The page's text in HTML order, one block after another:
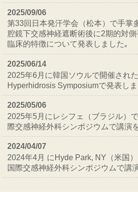
2025/09/06
第33回日本発汗学会（松本）で手掌
腔鏡下交感神経遮断術後に2期的対
臨床的特徴について発表しました｡
2025/06/14
2025年6月に韓国ソウルで開催され
Hyperhidrosis Symposiumで発表しま
2025/05/06
2025年5月にレシフェ（ブラジル）
際交感神経外科シンポジウムで講演
2024/04/07
2024年4月 にHyde Park, NY（米国
国際交感神経外科シンポジウムで講